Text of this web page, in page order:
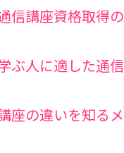
信講座資格取得
ぶ人に適した通
座の違いを知る